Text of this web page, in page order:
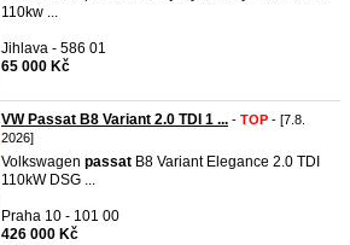
110kw ...
Jihlava - 586 01
65 000 Kč
VW Passat B8 Variant 2.0 TDI 1 ... - TOP - [7.8.
2026]
Volkswagen passat B8 Variant Elegance 2.0 TDI
110kW DSG ...
Praha 10 - 101 00
426 000 Kč